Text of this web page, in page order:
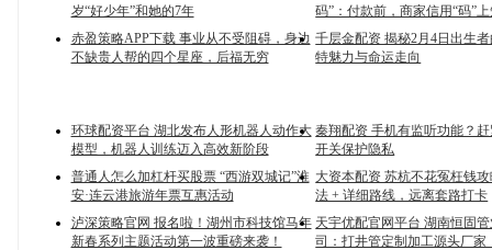
岁“好少年”和她的7年
码”：付款前，商家信用“码”
赤盈策略APP下载 事业从不受阻碍，身边
不缺贵人帮的四个星座，后福无穷
千层金配资 揭秘2月4日出生
特魅力与命运走向
环球配资平台 湖北发布人形机器人动作大
模型，机器人训练迈入高效新阶段
秦翔配资 手机有监听功能？
开关保护隐私
普通人怎么加杠杆买股票 “西游双城记”淮
安·连云港旅游年票互惠活动
大资本配资 苏杭不花冤枉钱
法 + 详细路线，远离套路打卡
泸深策略官网 报名啦！湖州市科技馆马年
新春系列主题活动第一波重磅来袭！
天宇优配官网平台 湖南恒固
司：打井管定制加工源头厂家